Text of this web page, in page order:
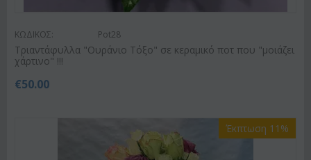
ΚΩΔΙΚΟΣ: Pot28
Tριαντάφυλλα "Ουράνιο Τόξο" σε κεραμικό ποτ που "μοιάζει
χάρτινο" !!!
€50.00
Έκπτωση 11%